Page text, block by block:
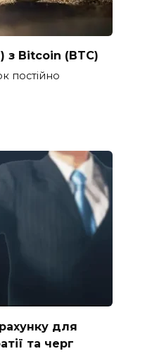
з Bitcoin (BTC)
постійно
для
та черг